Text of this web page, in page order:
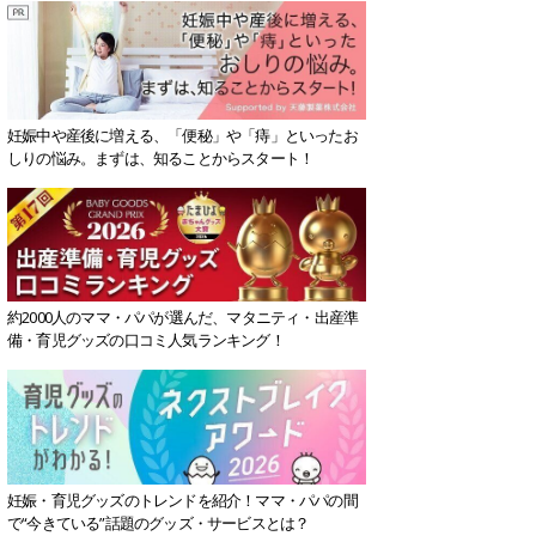
妊娠中や産後に増える、「便秘」や「痔」といったお
しりの悩み。まずは、知ることからスタート！
約2000人のママ・パパが選んだ、マタニティ・出産準
備・育児グッズの口コミ人気ランキング！
妊娠・育児グッズのトレンドを紹介！ママ・パパの間
で“今きている”話題のグッズ・サービスとは？